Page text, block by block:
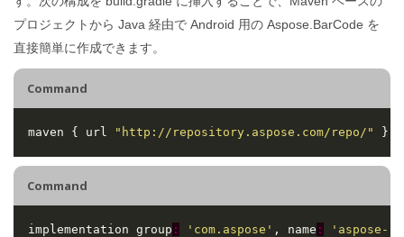
プロジェクトから Java 経由で Android 用の Aspose.BarCode を
直接簡単に作成できます。
Command
  maven { url
"http://repository.aspose.com/repo/"
Command
  implementation group
: 'com.aspose' , name :
'aspose-